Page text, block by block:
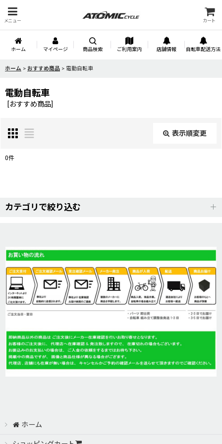
メニュー カート
ホーム マイページ 商品検索 ご利用案内 店舗情報 自転車配送方法
ホーム > おすすめ商品 > 電動自転車
電動自転車
[おすすめ商品]
表示順変更
表示数 :
絞り込む
0件
カテゴリで絞り込む
LOUIS GARNEAU(ルイガノ)
Besv(ベスビー)
PANASONIC XEALT
ホーム